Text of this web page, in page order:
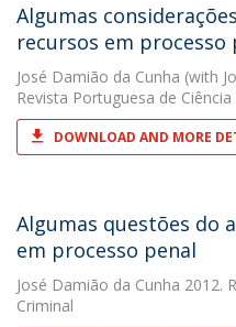
Algumas
recursos em processo
José Damião da Cunha (with
Revista Portuguesa de Ciência
DOWNLOAD AND MORE
Algumas questões do
em processo penal
José Damião da Cunha 2012.
Criminal